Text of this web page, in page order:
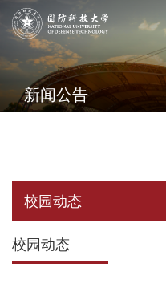
新闻公告
校园动态
校园动态